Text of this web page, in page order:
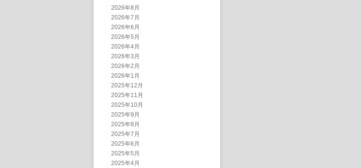
2026年8月
2026年7月
2026年6月
2026年5月
2026年4月
2026年3月
2026年2月
2026年1月
2025年12月
2025年11月
2025年10月
2025年9月
2025年8月
2025年7月
2025年6月
2025年5月
2025年4月